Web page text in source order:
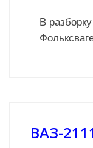
В
ВАЗ-